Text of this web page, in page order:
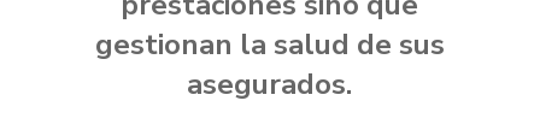
gestionan la salud de sus
asegurados.